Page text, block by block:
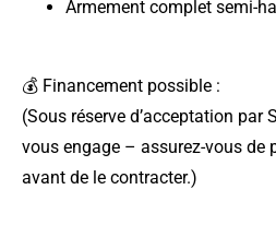
Armement complet semi-
💰 Financement possible :
(Sous réserve d’acceptation par
vous engage – assurez-vous de
avant de le contracter.)